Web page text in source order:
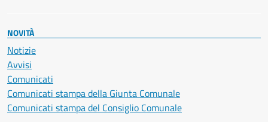
NOVITÀ
Notizie
Avvisi
Comunicati
Comunicati stampa della Giunta Comunale
Comunicati stampa del Consiglio Comunale